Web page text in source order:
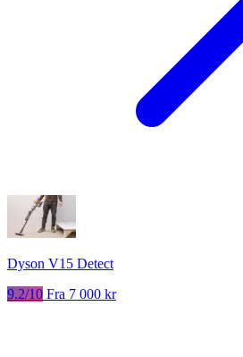
Dyson V15 Detect
9.2/10 Fra 7 000 kr